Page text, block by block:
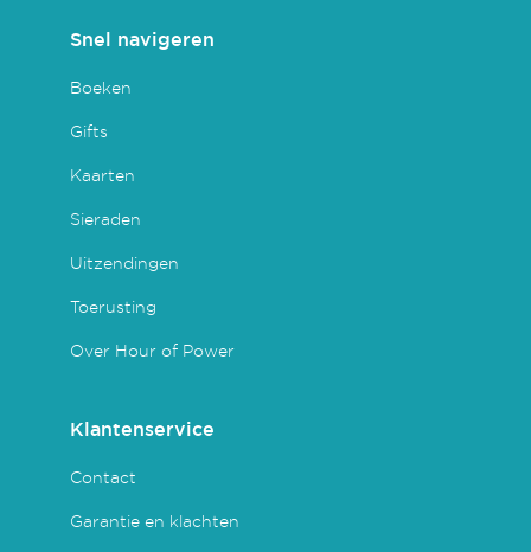
Snel navigeren
Boeken
Gifts
Kaarten
Sieraden
Uitzendingen
Toerusting
Over Hour of Power
Klantenservice
Contact
Garantie en klachten